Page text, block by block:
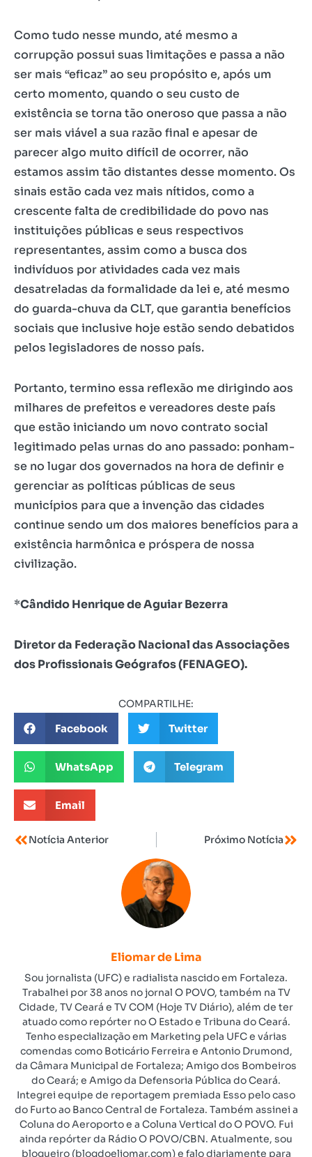
Como tudo nesse mundo, até mesmo a
corrupção possui suas limitações e passa a não
ser mais “eficaz” ao seu propósito e, após um
certo momento, quando o seu custo de
existência se torna tão oneroso que passa a não
ser mais viável a sua razão final e apesar de
parecer algo muito difícil de ocorrer, não
estamos assim tão distantes desse momento. Os
sinais estão cada vez mais nítidos, como a
crescente falta de credibilidade do povo nas
instituições públicas e seus respectivos
representantes, assim como a busca dos
indivíduos por atividades cada vez mais
desatreladas da formalidade da lei e, até mesmo
do guarda-chuva da CLT, que garantia benefícios
sociais que inclusive hoje estão sendo debatidos
pelos legisladores de nosso país.
Portanto, termino essa reflexão me dirigindo aos
milhares de prefeitos e vereadores deste país
que estão iniciando um novo contrato social
legitimado pelas urnas do ano passado: ponham-
se no lugar dos governados na hora de definir e
gerenciar as políticas públicas de seus
municípios para que a invenção das cidades
continue sendo um dos maiores benefícios para a
existência harmônica e próspera de nossa
civilização.
*Cândido Henrique de Aguiar Bezerra
Diretor da Federação Nacional das Associações
dos Profissionais Geógrafos (FENAGEO).
COMPARTILHE:
Facebook Twitter
WhatsApp Telegram
Email
Notícia Anterior Próximo Notícia
Eliomar de Lima
Sou jornalista (UFC) e radialista nascido em Fortaleza.
Trabalhei por 38 anos no jornal O POVO, também na TV
Cidade, TV Ceará e TV COM (Hoje TV Diário), além de ter
atuado como repórter no O Estado e Tribuna do Ceará.
Tenho especialização em Marketing pela UFC e várias
comendas como Boticário Ferreira e Antonio Drumond,
da Câmara Municipal de Fortaleza; Amigo dos Bombeiros
do Ceará; e Amigo da Defensoria Pública do Ceará.
Integrei equipe de reportagem premiada Esso pelo caso
do Furto ao Banco Central de Fortaleza. Também assinei a
Coluna do Aeroporto e a Coluna Vertical do O POVO. Fui
ainda repórter da Rádio O POVO/CBN. Atualmente, sou
blogueiro (blogdoeliomar.com) e falo diariamente para